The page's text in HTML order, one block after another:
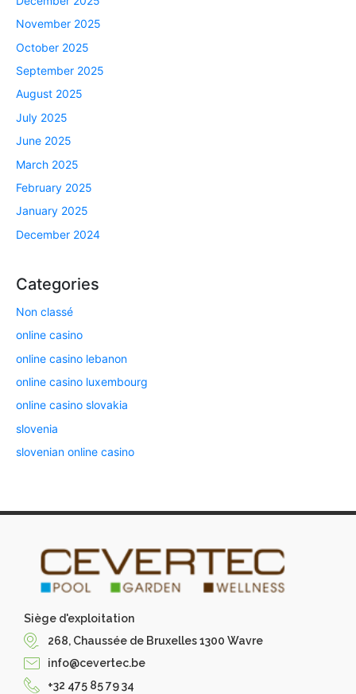
November 2025
October 2025
September 2025
August 2025
July 2025
June 2025
March 2025
February 2025
January 2025
December 2024
Categories
Non classé
online casino
online casino lebanon
online casino luxembourg
online casino slovakia
slovenia
slovenian online casino
Siège d'exploitation
268, Chaussée de Bruxelles 1300 Wavre
info@cevertec.be
+32 475 85 79 34